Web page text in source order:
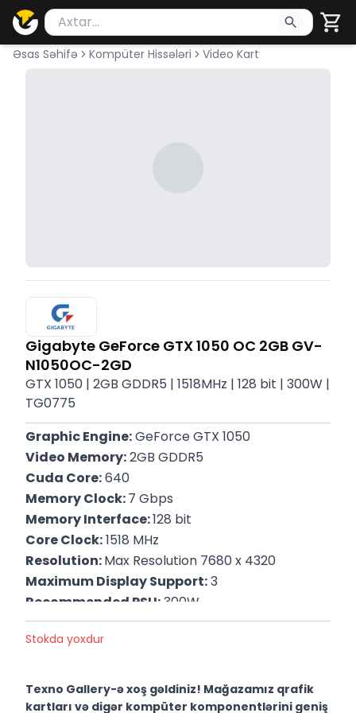
Məhsul axtar
Axtarış üçün ən azı 2 simvol yazın. Göndərmək
Əsas Səhifə Kompüter Hissələri Video Kart
Gigabyte GeForce GTX 1050 OC 2GB GV-
N1050OC-2GD
GTX 1050 | 2GB GDDR5 | 1518MHz | 128 bit | 300W |
TG0775
Graphic Engine: GeForce GTX 1050
Video Memory: 2GB GDDR5
Cuda Core: 640
Memory Clock: 7 Gbps
Memory Interface: 128 bit
Core Clock: 1518 MHz
Resolution: Max Resolution 7680 x 4320
Maximum Display Support: 3
Recommended PSU: 300W
P/N: GV-N1050OC-2GD
Zəmanət: 12 Ay
Stokda yoxdur
Texno Gallery-ə xoş gəldiniz! Mağazamız qrafik
kartları və digər kompüter komponentlərini geniş